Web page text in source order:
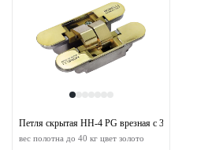
Петля скрытая HH-4 PG врезная с 3D-регулировкой
вес полотна до 40 кг цвет золото